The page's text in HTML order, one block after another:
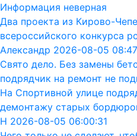
Информация неверная
Два проекта из Кирово-
всероссийского конкурса
Александр 2026-08-05
Свято дело. Без замены
подрядчик на ремонт не
На Спортивной улице
демонтажу старых
Н 2026-08-05 06:00:31